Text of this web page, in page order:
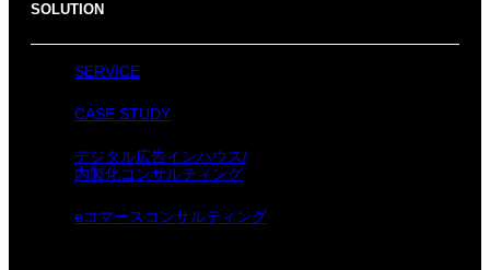
SOLUTION
SERVICE
CASE STUDY
デジタル広告インハウス/
内製化コンサルティング
eコマースコンサルティング